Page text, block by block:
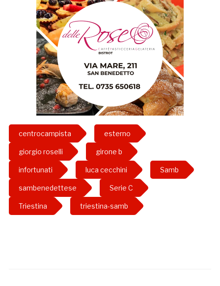
centrocampista esterno
giorgio roselli girone b
infortunati luca cecchini Samb
sambenedettese Serie C
Triestina triestina-samb